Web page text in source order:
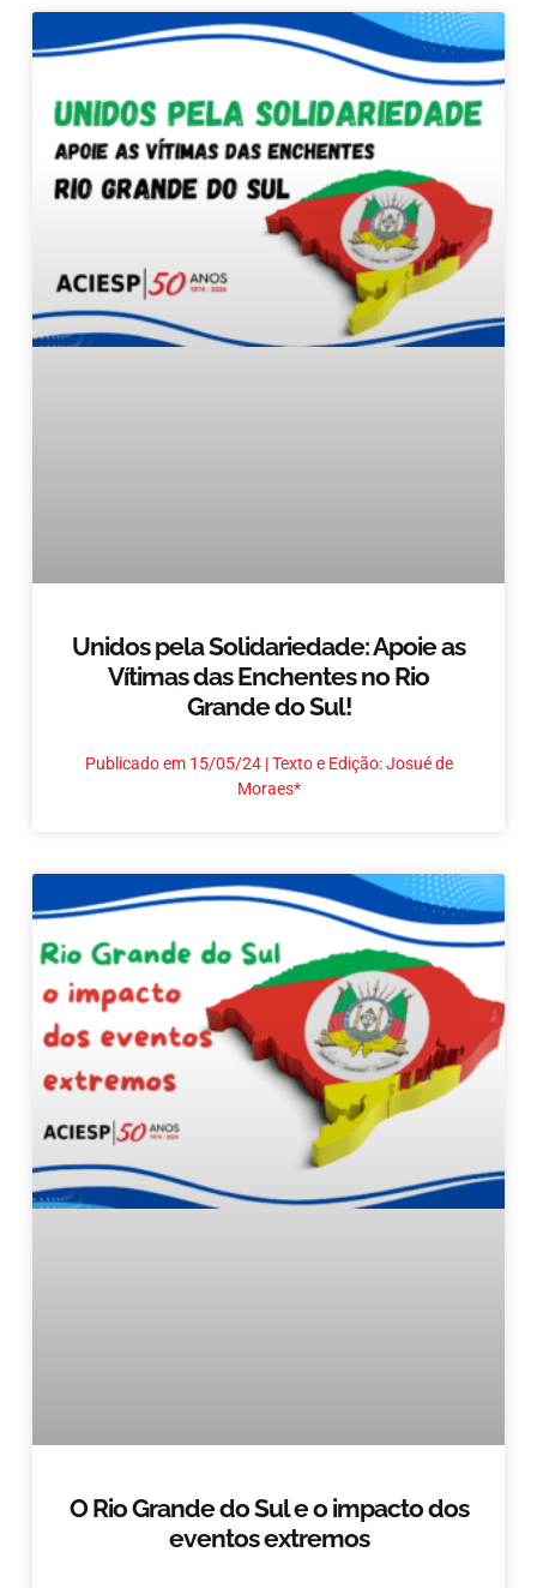
Unidos pela Solidariedade: Apoie as
Vítimas das Enchentes no Rio
Grande do Sul!
Publicado em 15/05/24 | Texto e Edição: Josué de
Moraes*
O Rio Grande do Sul e o impacto dos
eventos extremos